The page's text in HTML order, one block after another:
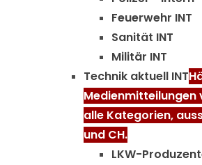
Feuerwehr INT
Sanität INT
Militär INT
Technik aktuell INT
Medienmitteilungen
alle Kategorien,
und CH.
LKW-